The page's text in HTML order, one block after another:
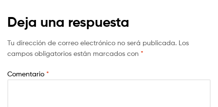
Deja una respuesta
Tu dirección de correo electrónico no será publicada. Los
campos obligatorios están marcados con *
Comentario *